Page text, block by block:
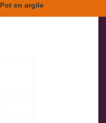
Pot en argile